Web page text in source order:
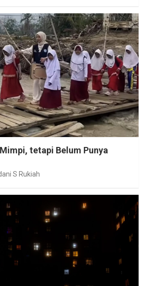
tetapi Belum Punya
S Rukiah